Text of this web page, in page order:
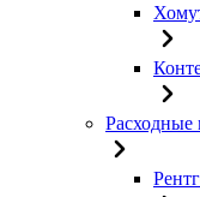
Расходные